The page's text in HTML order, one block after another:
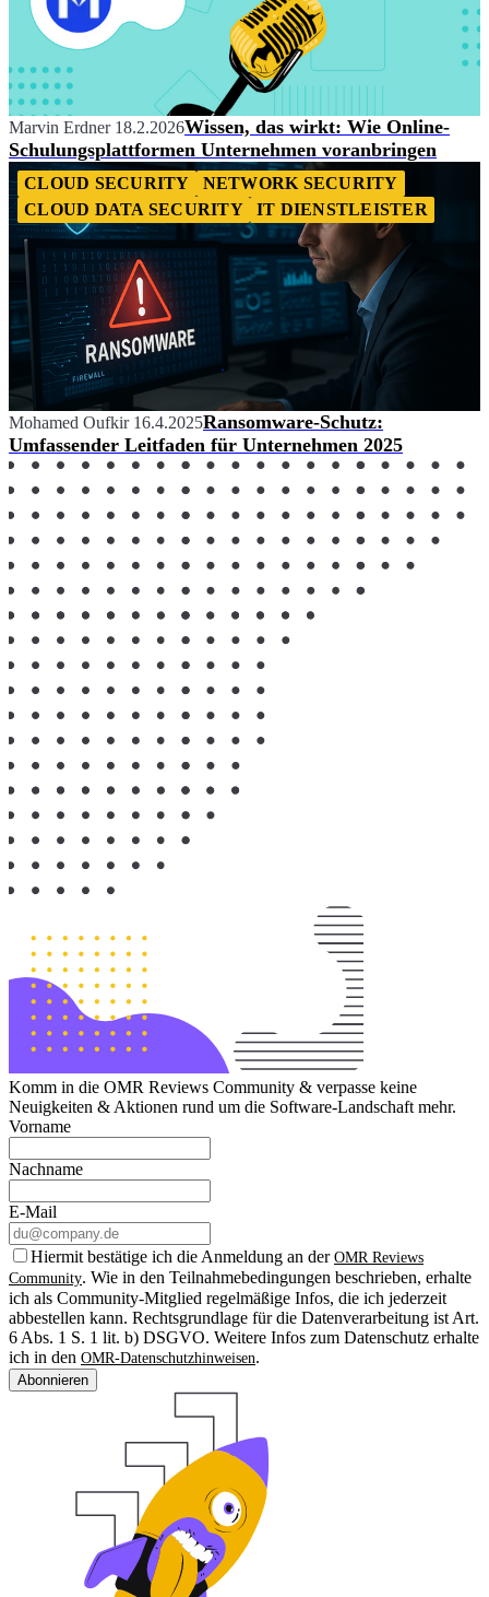
Marvin Erdner 18.2.2026Wissen, das wirkt: Wie Online-
Schulungsplattformen Unternehmen voranbringen
CLOUD SECURITY
NETWORK SECURITY
CLOUD DATA SECURITY
IT DIENSTLEISTER
Mohamed Oufkir 16.4.2025Ransomware-Schutz:
Umfassender Leitfaden für Unternehmen 2025
Komm in die OMR Reviews Community & verpasse keine
Neuigkeiten & Aktionen rund um die Software-Landschaft mehr.
Vorname
Nachname
E-Mail
Hiermit bestätige ich die Anmeldung an der OMR Reviews
Community. Wie in den Teilnahmebedingungen beschrieben, erhalte
ich als Community-Mitglied regelmäßige Infos, die ich jederzeit
abbestellen kann. Rechtsgrundlage für die Datenverarbeitung ist Art.
6 Abs. 1 S. 1 lit. b) DSGVO. Weitere Infos zum Datenschutz erhalte
ich in den OMR-Datenschutzhinweisen.
Abonnieren